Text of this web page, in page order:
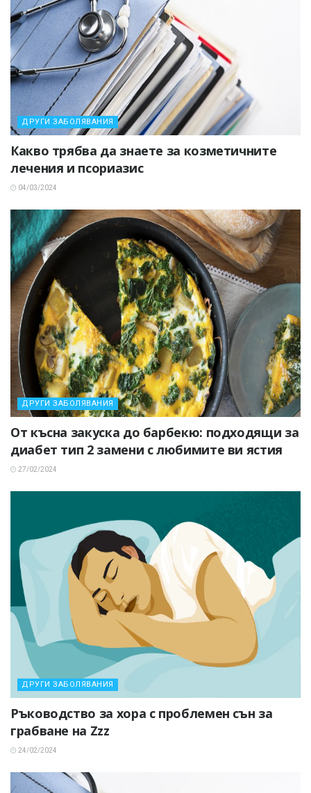
ДРУГИ ЗАБОЛЯВАНИЯ
Какво трябва да знаете за козметичните
лечения и псориазис
04/03/2024
ДРУГИ ЗАБОЛЯВАНИЯ
От късна закуска до барбекю: подходящи за
диабет тип 2 замени с любимите ви ястия
27/02/2024
ДРУГИ ЗАБОЛЯВАНИЯ
Ръководство за хора с проблемен сън за
грабване на Zzz
24/02/2024